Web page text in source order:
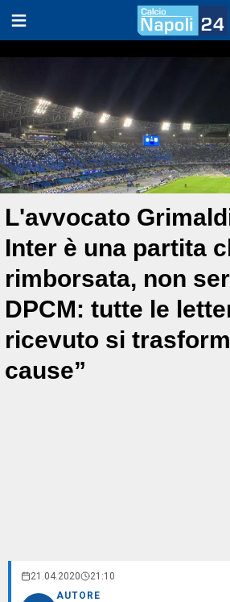
L'avvocato
Inter è una partita
rimborsata, non
DPCM: tutte le
ricevuto si
cause”
21.04.2020 21:10
AUTORE